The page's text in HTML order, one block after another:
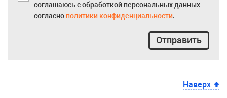
соглашаюсь с обработкой персональных данных
согласно политики конфиденциальности.
Отправить
Наверх